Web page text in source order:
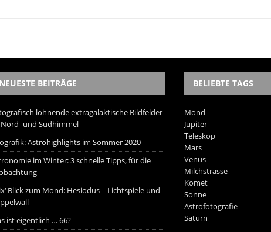
NEUESTE BEITRÄGE
lohnende extragalaktische Bildfelder
und Südhimmel
Astrohighlights im Sommer 2020
im Winter: 3 schnelle Tipps, für die
Blick zum Mond: Hesiodus – Lichtspiele und
ist eigentlich … 66?
BELIEBTE TAGS
Mond
Jupiter
Teleskop
Mars
Venus
Milchstrasse
Komet
Sonne
Astrofotografie
Saturn